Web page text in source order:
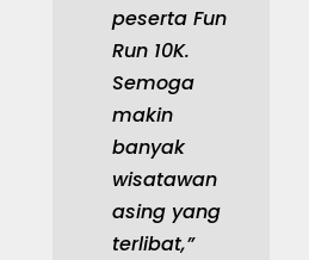
peserta Fun
Run 10K.
Semoga
makin
banyak
wisatawan
asing yang
terlibat,”